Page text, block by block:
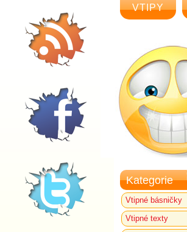
VTIPY
Kategorie
Vtipné básničky
Vtipné texty